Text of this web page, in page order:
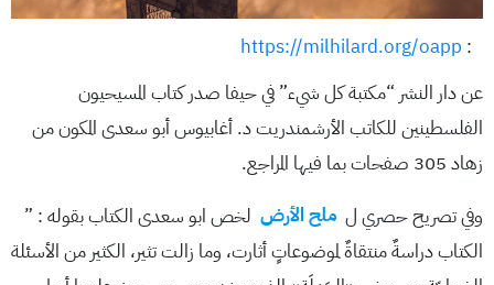
:
https://milhilard.org/oapp
عن دار النشر “مكتبة كل شيء” في حيفا صدر كتاب المسيحيون
الفلسطينين للكاتب الأرشمندريت د. أغابيوس أبو سعدى المكون من
زهاد 305 صفحات بما فيها المراجع.
وفي تصريح حصري ل ملح الأرض لخص ابو سعدى الكتاب بقوله : ”
الكتاب دراسةٌ منتقاةٌ لموضوعاتٍ أثارت، وما زالت تثير، الكثير من الأسئلة